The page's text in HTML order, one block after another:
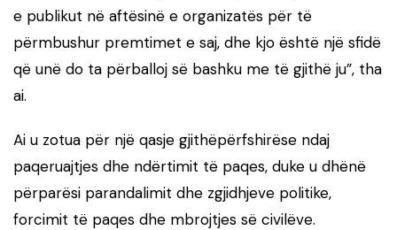
e publikut në aftësinë e organizatës për të
përmbushur premtimet e saj, dhe kjo është një sfidë
që unë do ta përballoj së bashku me të gjithë ju”, tha
ai.
Ai u zotua për një qasje gjithëpërfshirëse ndaj
paqeruajtjes dhe ndërtimit të paqes, duke u dhënë
përparësi parandalimit dhe zgjidhjeve politike,
forcimit të paqes dhe mbrojtjes së civilëve.